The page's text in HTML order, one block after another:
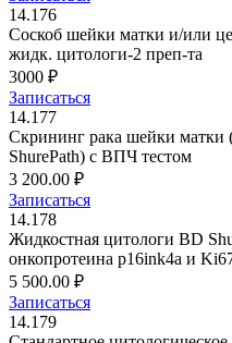
14.176
Соскоб шейки матки и/или
жидк. цитологи-2 преп-та
3000 ₽
Записаться
14.177
Скрининг рака шейки матки
ShurePath) с ВПЧ тестом
3 200.00 ₽
Записаться
14.178
Жидкостная цитологи BD
онкопротеина p16ink4a и
5 500.00 ₽
Записаться
14.179